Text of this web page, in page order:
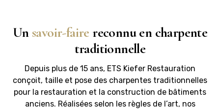
Un savoir-faire reconnu en charpente
traditionnelle
Depuis plus de 15 ans, ETS Kiefer Restauration
conçoit, taille et pose des charpentes traditionnelles
pour la restauration et la construction de bâtiments
anciens. Réalisées selon les règles de l’art, nos